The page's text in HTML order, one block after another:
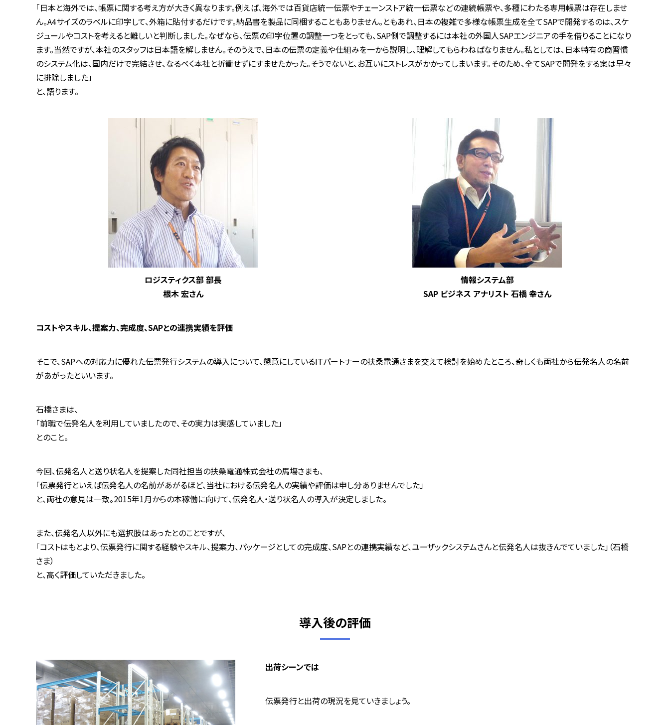
「日本と海外では、帳票に関する考え方が大きく異なります。例えば、海外では百貨店統一伝票やチェーンストア統一伝票などの連続帳票や、多種にわたる専用帳票は存在しませ
ん。A4サイズのラベルに印字して、外箱に貼付するだけです。納品書を製品に同梱することもありません。ともあれ、日本の複雑で多様な帳票生成を全てSAPで開発するのは、スケ
ジュールやコストを考えると難しいと判断しました。なぜなら、伝票の印字位置の調整一つをとっても、SAP側で調整するには本社の外国人SAPエンジニアの手を借りることになり
ます。当然ですが、本社のスタッフは日本語を解しません。そのうえで、日本の伝票の定義や仕組みを一から説明し、理解してもらわねばなりません。私としては、日本特有の商習慣
のシステム化は、国内だけで完結させ、なるべく本社と折衝せずにすませたかった。そうでないと、お互いにストレスがかかってしまいます。そのため、全てSAPで開発をする案は早々
に排除しました」
と、語ります。
ロジスティクス部 部長
根木 宏さん
情報システム部
SAP ビジネス アナリスト 石橋 幸さん
コストやスキル、提案力、完成度、SAPとの連携実績を評価
そこで、SAPへの対応力に優れた伝票発行システムの導入について、懇意にしているITパートナーの扶桑電通さまを交えて検討を始めたところ、奇しくも両社から伝発名人の名前
があがったといいます。
石橋さまは、
「前職で伝発名人を利用していましたので、その実力は実感していました」
とのこと。
今回、伝発名人と送り状名人を提案した同社担当の扶桑電通株式会社の馬塲さまも、
「伝票発行といえば伝発名人の名前があがるほど、当社における伝発名人の実績や評価は申し分ありませんでした」
と、両社の意見は一致。2015年1月からの本稼働に向けて、伝発名人・送り状名人の導入が決定しました。
また、伝発名人以外にも選択肢はあったとのことですが、
「コストはもとより、伝票発行に関する経験やスキル、提案力、パッケージとしての完成度、SAPとの連携実績など、ユーザックシステムさんと伝発名人は抜きんでていました」（石橋
さま）
と、高く評価していただきました。
導入後の評価
出荷シーンでは
伝票発行と出荷の現況を見ていきましょう。